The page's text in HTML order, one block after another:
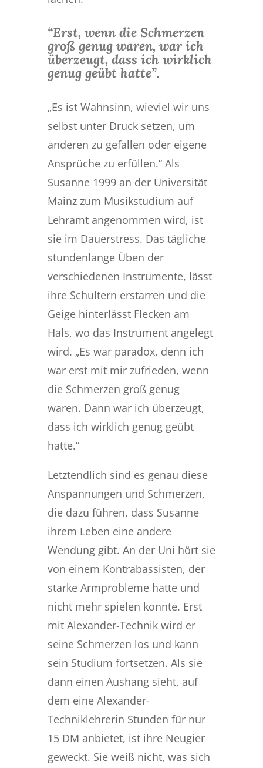
“Erst, wenn die Schmerzen
groß genug waren, war ich
überzeugt, dass ich wirklich
genug geübt hatte”.
„Es ist Wahnsinn, wieviel wir uns
selbst unter Druck setzen, um
anderen zu gefallen oder eigene
Ansprüche zu erfüllen.“ Als
Susanne 1999 an der Universität
Mainz zum Musikstudium auf
Lehramt angenommen wird, ist
sie im Dauerstress. Das tägliche
stundenlange Üben der
verschiedenen Instrumente, lässt
ihre Schultern erstarren und die
Geige hinterlässt Flecken am
Hals, wo das Instrument angelegt
wird. „Es war paradox, denn ich
war erst mit mir zufrieden, wenn
die Schmerzen groß genug
waren. Dann war ich überzeugt,
dass ich wirklich genug geübt
hatte.“
Letztendlich sind es genau diese
Anspannungen und Schmerzen,
die dazu führen, dass Susanne
ihrem Leben eine andere
Wendung gibt. An der Uni hört sie
von einem Kontrabassisten, der
starke Armprobleme hatte und
nicht mehr spielen konnte. Erst
mit Alexander-Technik wird er
seine Schmerzen los und kann
sein Studium fortsetzen. Als sie
dann einen Aushang sieht, auf
dem eine Alexander-
Techniklehrerin Stunden für nur
15 DM anbietet, ist ihre Neugier
geweckt. Sie weiß nicht, was sich